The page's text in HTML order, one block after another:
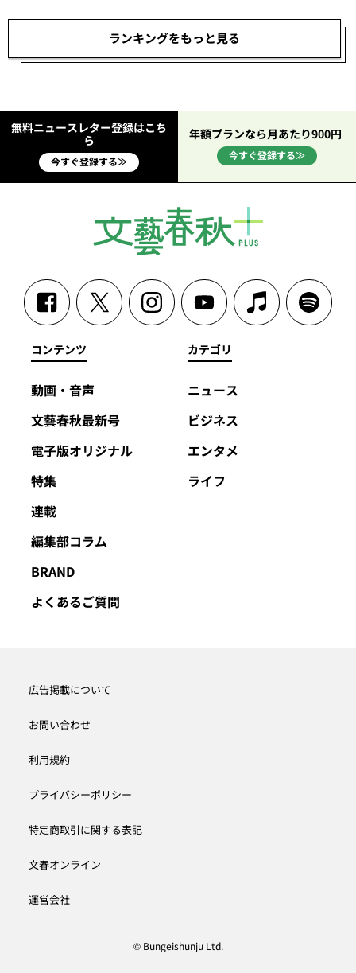
ランキングをもっと見る
無料ニュースレター登録はこち
ら
今すぐ登録する≫
年額プランなら月あたり900円
今すぐ登録する≫
コンテンツ
動画・音声
文藝春秋最新号
電子版オリジナル
特集
連載
編集部コラム
BRAND
よくあるご質問
カテゴリ
ニュース
ビジネス
エンタメ
ライフ
広告掲載について
お問い合わせ
利用規約
プライバシーポリシー
特定商取引に関する表記
文春オンライン
運営会社
© Bungeishunju Ltd.